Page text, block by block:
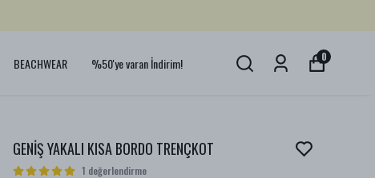
BEACHWEAR %50'ye varan İndirim! 0
GENİŞ YAKALI KISA BORDO TRENÇKOT
1 değerlendirme